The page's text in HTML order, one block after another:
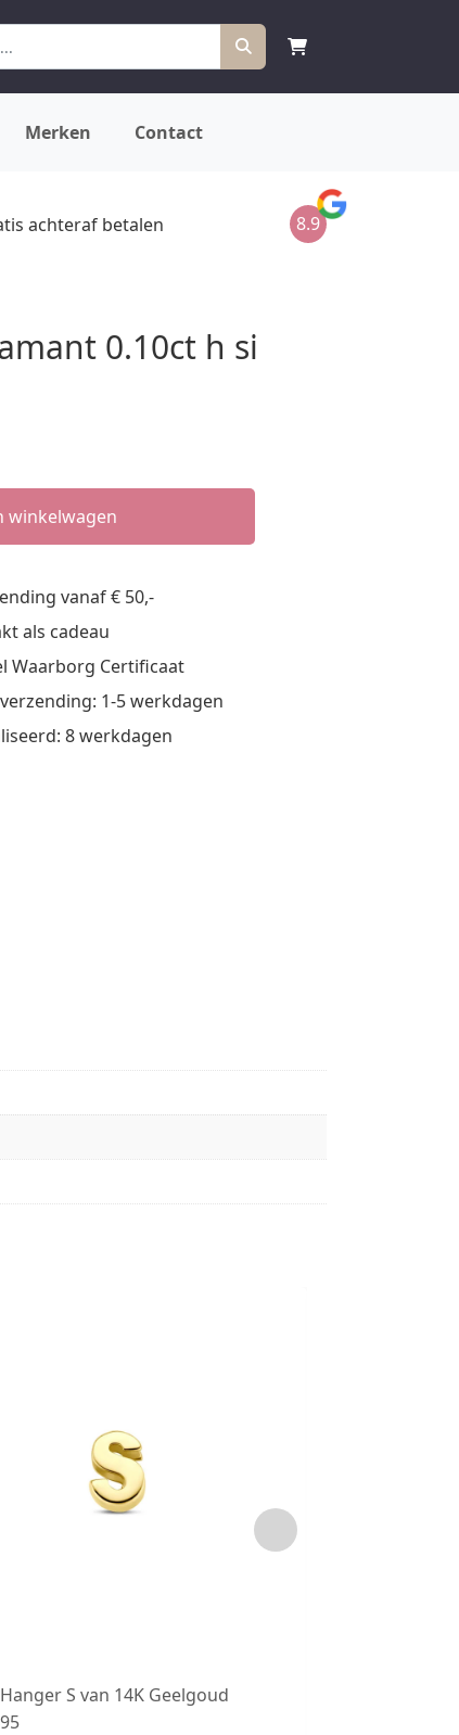
Merken Contact
achteraf betalen 8.9
0.10ct h si
winkelwagen
vanaf € 50,-
als cadeau
Waarborg Certificaat
1-5 werkdagen
8 werkdagen
S van 14K Geelgoud